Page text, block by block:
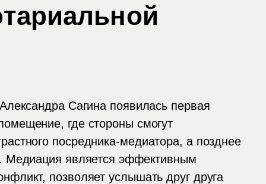
Сагина появилась первая
где стороны смогут
посредника-медиатора, а позднее
Медиация является эффективным
позволяет услышать друг друга